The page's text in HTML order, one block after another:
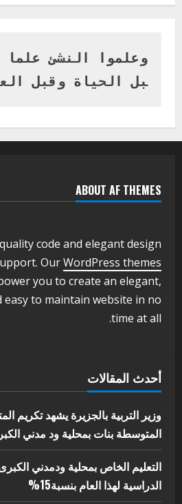
بنات بمحلية ود
أغسطس 3, 2026
يعلن تخفيض
بنسبة15%
3
وزير التربية
أغسطس 3, 2026
اخر الاخبار الاخبار
مدير إدارة
بوزارة التربية
5
البيئة بالمحلية
يوليو 29, 2026
وعلموا النشئ
بل الحياة وقبل
ABOUT AF THEMES
code and elegant design
OurWordPress themes
you to create an elegant,
to maintain website in no
time at all.
أحدث المقالات
وزير التربية بالجزيرة يشهد تكريم
المتوسطة بنات بمحلية ود مدني
التعليم الخاص بمحلية ودمدني
الدراسية لهذا العام بنسبة15%